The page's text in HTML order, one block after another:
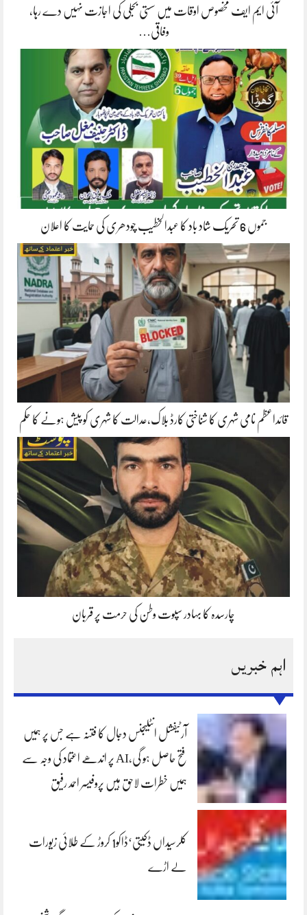
آئی ایم ایف مخصوص اوقات میں سستی بجلی کی اجازت نہیں دے رہا،
وفاقی…
جموں 6 تحریک شاد باد کا عبدالخطیب چودھری کی حمایت کا اعلان
قائداعظم نامی شہری کا شناختی کارڈ بلاک،عدالت کا شہری کو پیش ہونے کا حکم
چارسدہ کا بہادر سپوت وطن کی حرمت پر قربان
اہم خبریں
آرٹیفشل انٹلیجنس دجال کا فتنہ ہے جس پر ہمیں
فتح حاصل ہو گی،AI پر اندھے اعتماد کی وجہ سے
ہمیں خطرات لاحق ہیں پروفیسر احمد رفیق
کلرسیداں ڈکیتی‘ڈاکو1 کروڑ کے طلائی زیورات
لے اڑے